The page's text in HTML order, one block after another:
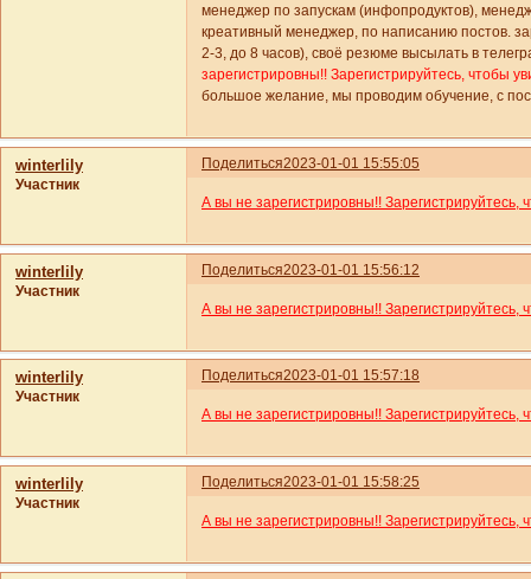
менеджер по запускам (инфопродуктов),
креативный менеджер, по написанию постов.
2-3, до 8 часов), своё резюме высылать в
зарегистрировны!! Зарегистрируйтесь, чтобы
большое желание, мы проводим обучение, с
Поделиться2023-01-01 15:55:05
winterlily
Участник
А вы не зарегистрировны!! Зарегистрируйтесь,
Поделиться2023-01-01 15:56:12
winterlily
Участник
А вы не зарегистрировны!! Зарегистрируйтесь,
Поделиться2023-01-01 15:57:18
winterlily
Участник
А вы не зарегистрировны!! Зарегистрируйтесь,
Поделиться2023-01-01 15:58:25
winterlily
Участник
А вы не зарегистрировны!! Зарегистрируйтесь,